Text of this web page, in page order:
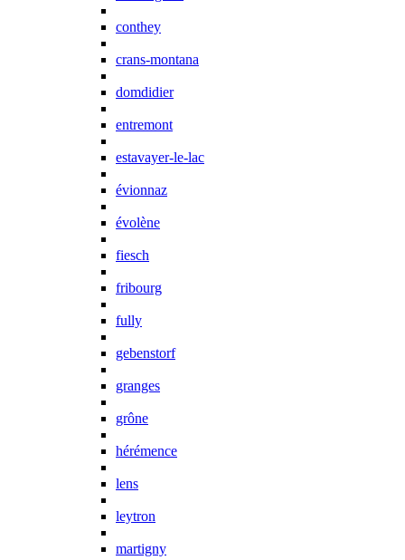
conthey
crans-montana
domdidier
entremont
estavayer-le-lac
évionnaz
évolène
fiesch
fribourg
fully
gebenstorf
granges
grône
hérémence
lens
leytron
martigny